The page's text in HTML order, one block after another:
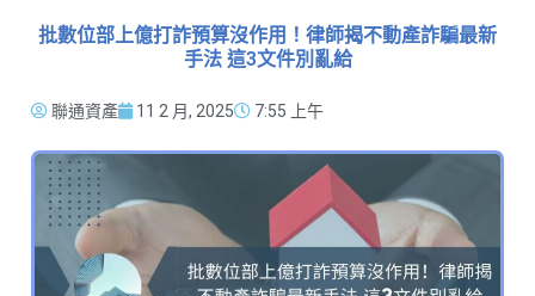
批數位部上億打詐預算沒作用！律師揭不動產詐騙最新
手法 這3文件別亂給
聯通資產 11 2 月, 2025 7:55 上午